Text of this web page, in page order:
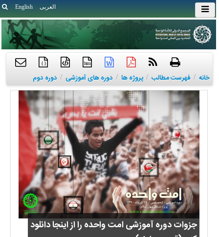
English العربی
htm
{ }
خانه / فهرست مطالب / پروژه ها / دوره های آموزشی / دوره دوم
جزوات دوره آموزشی امت واحده را از اینجا دانلود